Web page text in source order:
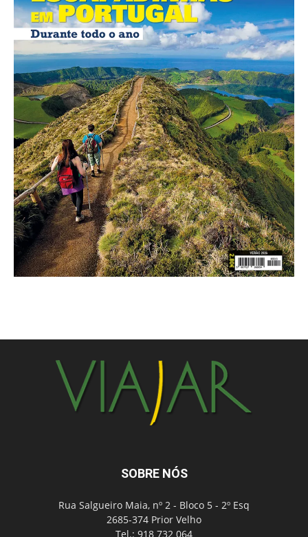
SOBRE NÓS
Rua Salgueiro Maia, nº 2 - Bloco 5 - 2º Esq
2685-374 Prior Velho
Tel.: 918 732 064